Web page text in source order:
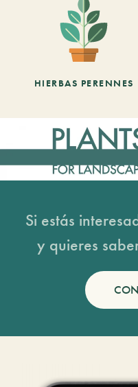
HIERBAS PERENNES
Si estás
y quieres